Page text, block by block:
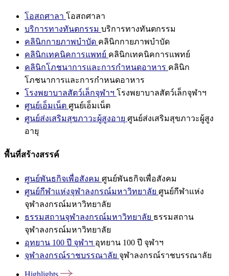
โอสถศาลา โอสถศาลา
บริการทางทันตกรรม บริการทางทันตกรรม
คลินิกกายภาพบำบัด คลินิกกายภาพบำบัด
คลินิกเทคนิคการแพทย์ คลินิกเทคนิคการแพทย์
คลินิกโภชนาการและการกำหนดอาหาร คลินิก
โภชนาการและการกำหนดอาหาร
โรงพยาบาลสัตว์เล็กจุฬาฯ โรงพยาบาลสัตว์เล็กจุฬาฯ
ศูนย์เอ็มเน็ต ศูนย์เอ็มเน็ต
ศูนย์ส่งเสริมสุขภาวะผู้สูงอายุ ศูนย์ส่งเสริมสุขภาวะผู้สูง
อายุ
พื้นที่สร้างสรรค์
ศูนย์พันธกิจเพื่อสังคม ศูนย์พันธกิจเพื่อสังคม
ศูนย์กีฬาแห่งจุฬาลงกรณ์มหาวิทยาลัย ศูนย์กีฬาแห่ง
จุฬาลงกรณ์มหาวิทยาลัย
ธรรมสถานจุฬาลงกรณ์มหาวิทยาลัย ธรรมสถาน
จุฬาลงกรณ์มหาวิทยาลัย
อุทยาน 100 ปี จุฬาฯ อุทยาน 100 ปี จุฬาฯ
จุฬาลงกรณ์ราชบรรณาลัย จุฬาลงกรณ์ราชบรรณาลัย
Highlights